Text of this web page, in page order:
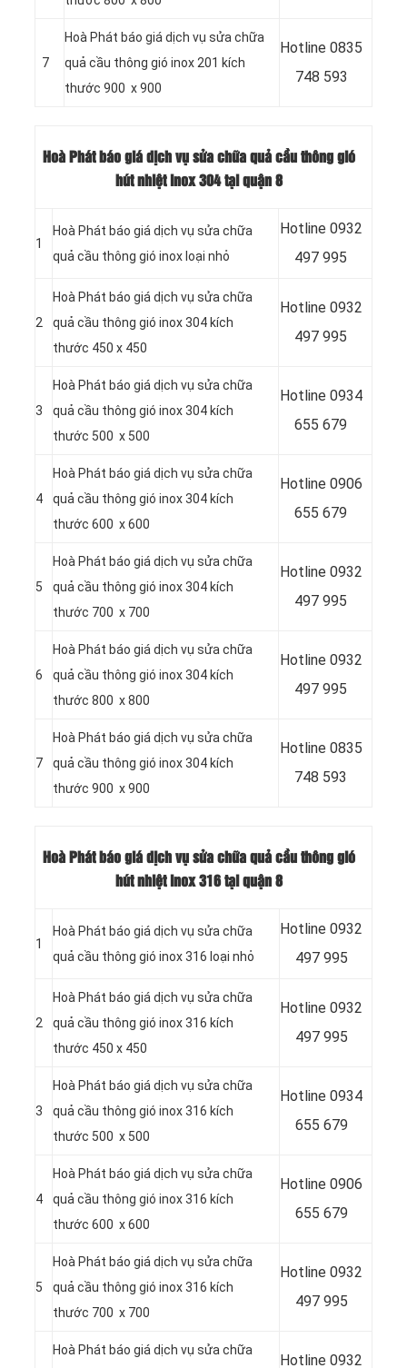
7
Hoà Phát báo giá dịch vụ sửa chữa
quả cầu thông gió inox 201 kích
thước 900 x 900
Hotline 0835
748 593
Hoà Phát báo giá dịch vụ sửa chữa quả cầu thông gió
hút nhiệt inox 304 tại quận 8
1
Hoà Phát báo giá dịch vụ sửa chữa
quả cầu thông gió inox loại nhỏ
Hotline 0932
497 995
2
Hoà Phát báo giá dịch vụ sửa chữa
quả cầu thông gió inox 304 kích
thước 450 x 450
Hotline 0932
497 995
3
Hoà Phát báo giá dịch vụ sửa chữa
quả cầu thông gió inox 304 kích
thước 500 x 500
Hotline 0934
655 679
4
Hoà Phát báo giá dịch vụ sửa chữa
quả cầu thông gió inox 304 kích
thước 600 x 600
Hotline 0906
655 679
5
Hoà Phát báo giá dịch vụ sửa chữa
quả cầu thông gió inox 304 kích
thước 700 x 700
Hotline 0932
497 995
6
Hoà Phát báo giá dịch vụ sửa chữa
quả cầu thông gió inox 304 kích
thước 800 x 800
Hotline 0932
497 995
7
Hoà Phát báo giá dịch vụ sửa chữa
quả cầu thông gió inox 304 kích
thước 900 x 900
Hotline 0835
748 593
Hoà Phát báo giá dịch vụ sửa chữa quả cầu thông gió
hút nhiệt inox 316 tại quận 8
1
Hoà Phát báo giá dịch vụ sửa chữa
quả cầu thông gió inox 316 loại nhỏ
Hotline 0932
497 995
2
Hoà Phát báo giá dịch vụ sửa chữa
quả cầu thông gió inox 316 kích
thước 450 x 450
Hotline 0932
497 995
3
Hoà Phát báo giá dịch vụ sửa chữa
quả cầu thông gió inox 316 kích
thước 500 x 500
Hotline 0934
655 679
4
Hoà Phát báo giá dịch vụ sửa chữa
quả cầu thông gió inox 316 kích
thước 600 x 600
Hotline 0906
655 679
5
Hoà Phát báo giá dịch vụ sửa chữa
quả cầu thông gió inox 316 kích
thước 700 x 700
Hotline 0932
497 995
Hoà Phát báo giá dịch vụ sửa chữa
Hotline 0932